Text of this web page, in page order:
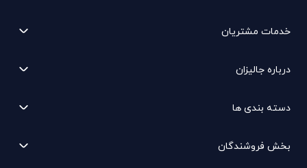
خدمات مشتریان
درباره جالیزان
دسته بندی ها
بخش فروشندگان